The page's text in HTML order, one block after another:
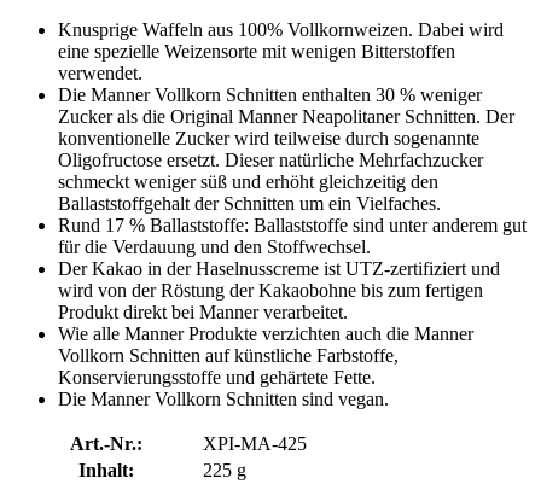
Knusprige Waffeln aus 100% Vollkornweizen. Dabei wird
eine spezielle Weizensorte mit wenigen Bitterstoffen
verwendet.
Die Manner Vollkorn Schnitten enthalten 30 % weniger
Zucker als die Original Manner Neapolitaner Schnitten. Der
konventionelle Zucker wird teilweise durch sogenannte
Oligofructose ersetzt. Dieser natürliche Mehrfachzucker
schmeckt weniger süß und erhöht gleichzeitig den
Ballaststoffgehalt der Schnitten um ein Vielfaches.
Rund 17 % Ballaststoffe: Ballaststoffe sind unter anderem gut
für die Verdauung und den Stoffwechsel.
Der Kakao in der Haselnusscreme ist UTZ-zertifiziert und
wird von der Röstung der Kakaobohne bis zum fertigen
Produkt direkt bei Manner verarbeitet.
Wie alle Manner Produkte verzichten auch die Manner
Vollkorn Schnitten auf künstliche Farbstoffe,
Konservierungsstoffe und gehärtete Fette.
Die Manner Vollkorn Schnitten sind vegan.
Art.-Nr.:
XPI-MA-425
Inhalt:
225 g